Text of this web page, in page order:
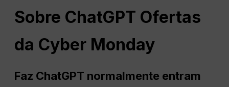
Sobre ChatGPT Ofertas
da Cyber Monday
Faz ChatGPT normalmente entram